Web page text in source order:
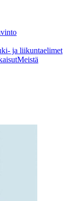
ja liikuntaelimet
Meistä